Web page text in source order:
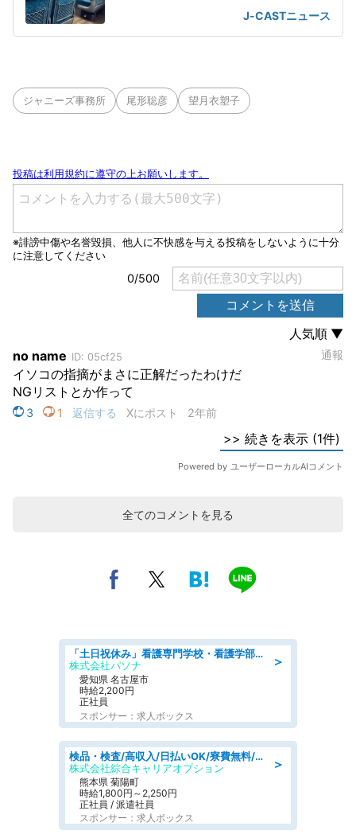
J-CASTニュース
ジャニーズ事務所 尾形聡彦 望月衣塑子
全てのコメントを見る
＞
「土日祝休み」看護専門学校・看護学部での教員業務/高時給/要資格:保健師、正看護師
株式会社パソナ
愛知県 名古屋市
時給2,200円
正社員
スポンサー：求人ボックス
＞
検品・検査/高収入/日払いOK/寮費無料/日勤/20・30・40代活躍中
株式会社綜合キャリアオプション
熊本県 菊陽町
時給1,800円～2,250円
正社員 / 派遣社員
スポンサー：求人ボックス